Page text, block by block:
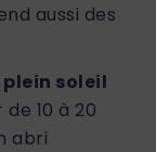
aussi des
soleil
10 à 20
abri